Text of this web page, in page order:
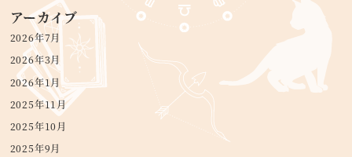
アーカイブ
2026年7月
2026年3月
2026年1月
2025年11月
2025年10月
2025年9月